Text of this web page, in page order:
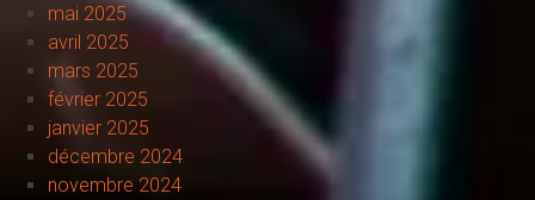
mai 2025
avril 2025
mars 2025
février 2025
janvier 2025
décembre 2024
novembre 2024